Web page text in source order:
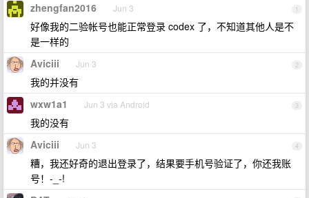
1
zhengfan2016 Jun 3
好像我的二验帐号也能正常登录 codex 了，不知道其他人是不
是一样的
2
Aviciii Jun 3
我的并没有
3
wxw1a1 Jun 3 via Android
我的没有
4
Aviciii Jun 3
糟，我还好奇的退出登录了，结果要手机号验证了，你还我账
号！-_-!